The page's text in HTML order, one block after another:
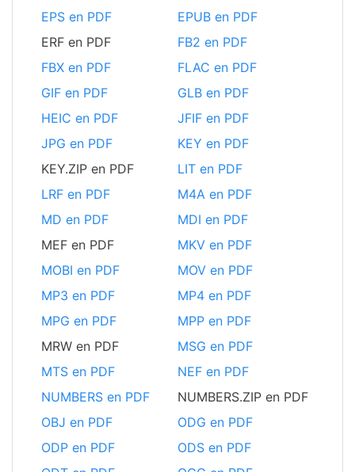
EPS en PDF
EPUB en PDF
ERF en PDF
FB2 en PDF
FBX en PDF
FLAC en PDF
GIF en PDF
GLB en PDF
HEIC en PDF
JFIF en PDF
JPG en PDF
KEY en PDF
KEY.ZIP en PDF
LIT en PDF
LRF en PDF
M4A en PDF
MD en PDF
MDI en PDF
MEF en PDF
MKV en PDF
MOBI en PDF
MOV en PDF
MP3 en PDF
MP4 en PDF
MPG en PDF
MPP en PDF
MRW en PDF
MSG en PDF
MTS en PDF
NEF en PDF
NUMBERS en PDF
NUMBERS.ZIP en PDF
OBJ en PDF
ODG en PDF
ODP en PDF
ODS en PDF